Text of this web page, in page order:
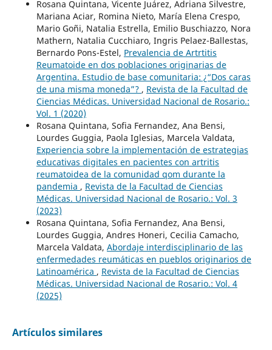
Rosana Quintana, Vicente Juárez, Adriana Silvestre,
Mariana Aciar, Romina Nieto, María Elena Crespo,
Mario Goñi, Natalia Estrella, Emilio Buschiazzo, Nora
Mathern, Natalia Cucchiaro, Ingris Pelaez-Ballestas,
Bernardo Pons-Estel, Prevalencia de Artrtitis
Reumatoide en dos poblaciones originarias de
Argentina. Estudio de base comunitaria: ¿“Dos caras
de una misma moneda”? , Revista de la Facultad de
Ciencias Médicas. Universidad Nacional de Rosario.:
Vol. 1 (2020)
Rosana Quintana, Sofia Fernandez, Ana Bensi,
Lourdes Guggia, Paola Iglesias, Marcela Valdata,
Experiencia sobre la implementación de estrategias
educativas digitales en pacientes con artritis
reumatoidea de la comunidad qom durante la
pandemia , Revista de la Facultad de Ciencias
Médicas. Universidad Nacional de Rosario.: Vol. 3
(2023)
Rosana Quintana, Sofia Fernandez, Ana Bensi,
Lourdes Guggia, Andres Honeri, Cecilia Camacho,
Marcela Valdata, Abordaje interdisciplinario de las
enfermedades reumáticas en pueblos originarios de
Latinoamérica , Revista de la Facultad de Ciencias
Médicas. Universidad Nacional de Rosario.: Vol. 4
(2025)
Artículos similares